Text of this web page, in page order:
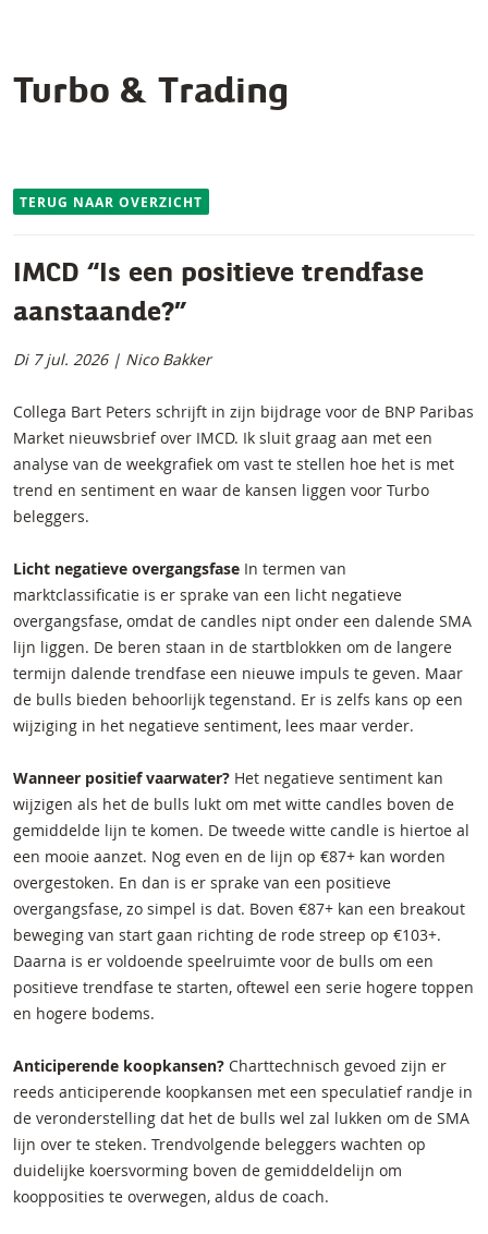
Turbo & Trading
TERUG NAAR OVERZICHT
IMCD “Is een positieve trendfase
aanstaande?”
Di 7 jul. 2026 | Nico Bakker
Collega Bart Peters schrijft in zijn bijdrage voor de BNP Paribas
Market nieuwsbrief over IMCD. Ik sluit graag aan met een
analyse van de weekgrafiek om vast te stellen hoe het is met
trend en sentiment en waar de kansen liggen voor Turbo
beleggers.
Licht negatieve overgangsfase In termen van
marktclassificatie is er sprake van een licht negatieve
overgangsfase, omdat de candles nipt onder een dalende SMA
lijn liggen. De beren staan in de startblokken om de langere
termijn dalende trendfase een nieuwe impuls te geven. Maar
de bulls bieden behoorlijk tegenstand. Er is zelfs kans op een
wijziging in het negatieve sentiment, lees maar verder.
Wanneer positief vaarwater? Het negatieve sentiment kan
wijzigen als het de bulls lukt om met witte candles boven de
gemiddelde lijn te komen. De tweede witte candle is hiertoe al
een mooie aanzet. Nog even en de lijn op €87+ kan worden
overgestoken. En dan is er sprake van een positieve
overgangsfase, zo simpel is dat. Boven €87+ kan een breakout
beweging van start gaan richting de rode streep op €103+.
Daarna is er voldoende speelruimte voor de bulls om een
positieve trendfase te starten, oftewel een serie hogere toppen
en hogere bodems.
Anticiperende koopkansen? Charttechnisch gevoed zijn er
reeds anticiperende koopkansen met een speculatief randje in
de veronderstelling dat het de bulls wel zal lukken om de SMA
lijn over te steken. Trendvolgende beleggers wachten op
duidelijke koersvorming boven de gemiddeldelijn om
koopposities te overwegen, aldus de coach.